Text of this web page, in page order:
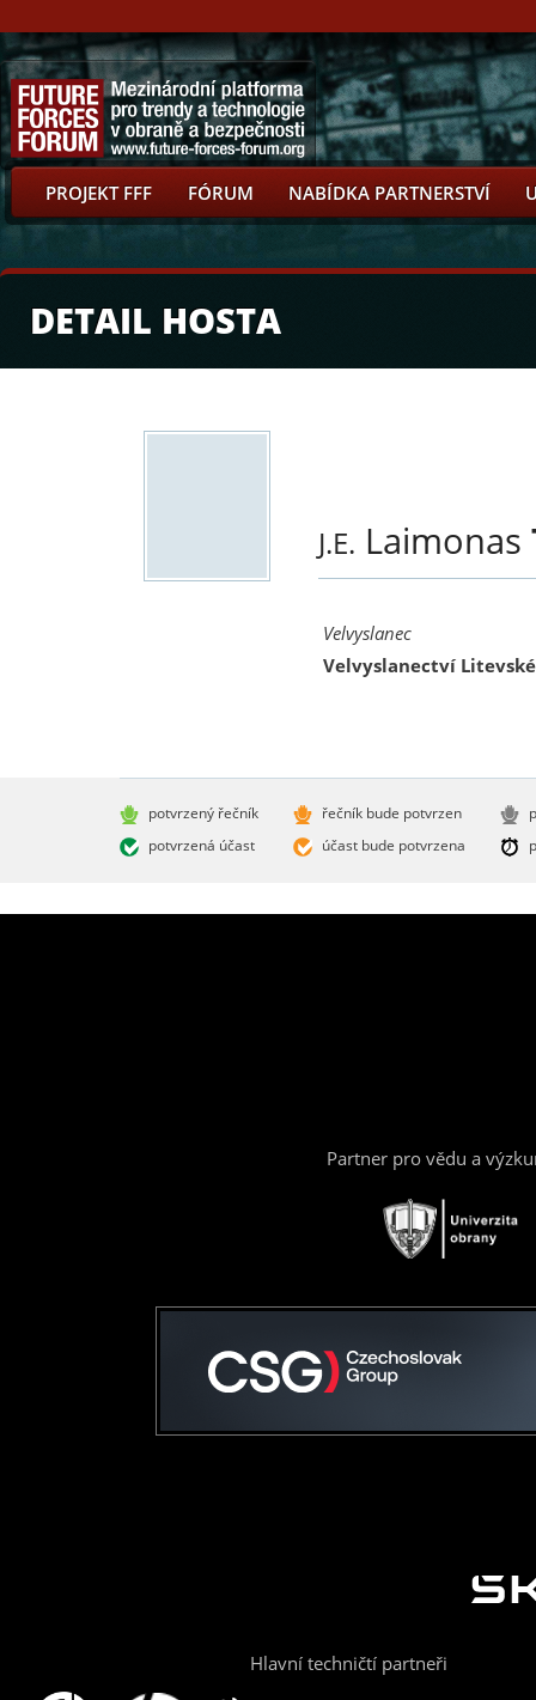
PROJEKT FFF FÓRUM NABÍDKA PARTNERSTVÍ
DETAIL HOSTA
J.E. Laimonas
Velvyslanec
Velvyslanectví
potvrzený řečník
potvrzená účast
řečník bude potvrzen
účast bude potvrzena
Partner pro vědu a
Hlavní techničtí partneři